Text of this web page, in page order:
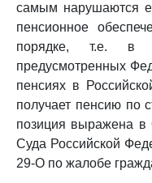
самым нарушаются
пенсионное
порядке, т.е. в
предусмотренных
пенсиях в
получает пенсию по
позиция выражена в
Суда Российской
29-О по жалобе